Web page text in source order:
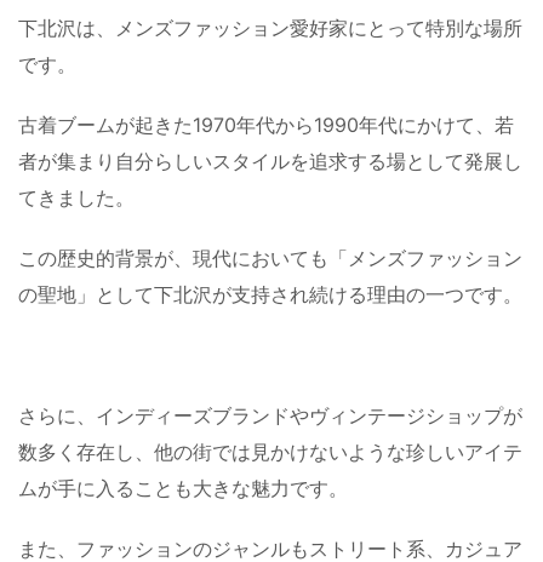
下北沢は、メンズファッション愛好家にとって特別な場所
です。
古着ブームが起きた1970年代から1990年代にかけて、若
者が集まり自分らしいスタイルを追求する場として発展し
てきました。
この歴史的背景が、現代においても「メンズファッション
の聖地」として下北沢が支持され続ける理由の一つです。
さらに、インディーズブランドやヴィンテージショップが
数多く存在し、他の街では見かけないような珍しいアイテ
ムが手に入ることも大きな魅力です。
また、ファッションのジャンルもストリート系、カジュア